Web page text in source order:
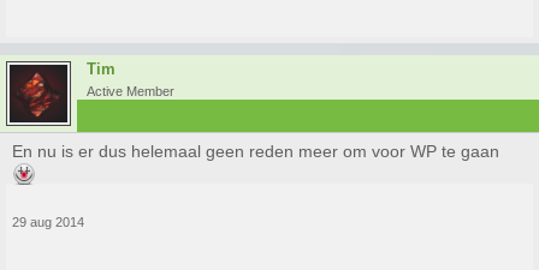
Tim
Active Member
En nu is er dus helemaal geen reden meer om voor WP te gaan
29 aug 2014